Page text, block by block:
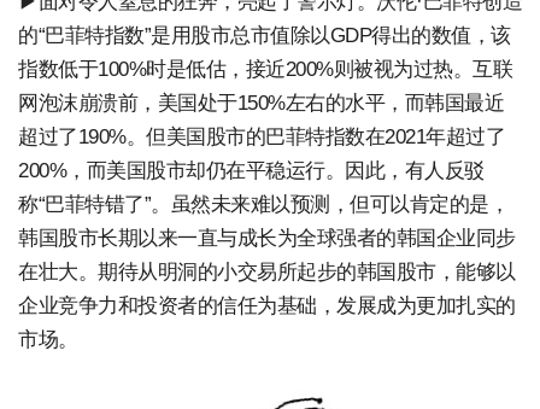
的“巴菲特指数”是用股市总市值除以GDP得出的数值，该
指数低于100%时是低估，接近200%则被视为过热。互联
网泡沫崩溃前，美国处于150%左右的水平，而韩国最近
超过了190%。但美国股市的巴菲特指数在2021年超过了
200%，而美国股市却仍在平稳运行。因此，有人反驳
称“巴菲特错了”。虽然未来难以预测，但可以肯定的是，
韩国股市长期以来一直与成长为全球强者的韩国企业同步
在壮大。期待从明洞的小交易所起步的韩国股市，能够以
企业竞争力和投资者的信任为基础，发展成为更加扎实的
市场。